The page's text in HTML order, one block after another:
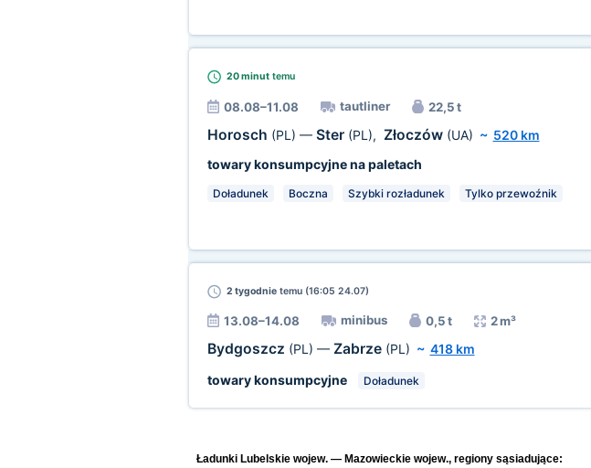
20 minuttemu
08.08–11.08 tautliner 22,5 t
Horosch (PL) — Ster (PL), Złoczów (UA) ~ 520 km
towary konsumpcyjne na paletach
Doładunek Boczna Szybki rozładunek Tylko przewoźnik
2 tygodnietemu (16:05 24.07)
13.08–14.08 minibus 0,5 t 2 m³
Bydgoszcz (PL) — Zabrze (PL) ~ 418 km
towary konsumpcyjne
Doładunek
Ładunki Lubelskie wojew. — Mazowieckie wojew., regiony sąsiadujące: